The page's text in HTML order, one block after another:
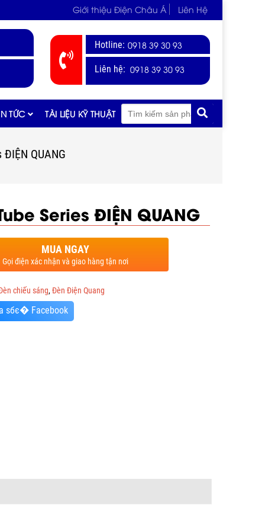
Giới thiệu Điện Châu Á Liên Hệ
Hotline: 0918 39 30 93
Liên hệ: 0918 39 30 93
TỨC TÀI LIỆU KỸ THUẬT
QUANG
Series ĐIỆN QUANG
MUA NGAY
Gọi điện xác nhận và giao hàng tận nơi
chiếu sáng, Đèn Điện Quang
sбє� Facebook